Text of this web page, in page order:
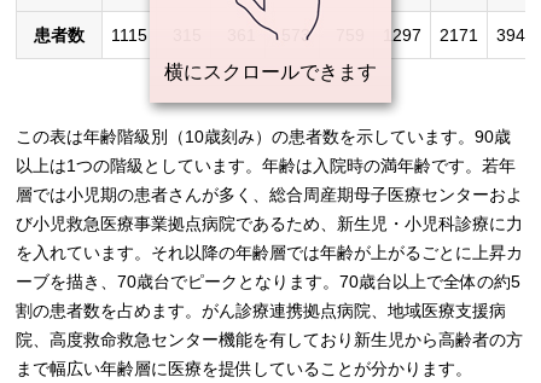
患者数 1115 573 1297 2171 3944
この表は年齢階級別（10歳刻み）の患者数を示しています。90歳
以上は1つの階級としています。年齢は入院時の満年齢です。若年
層では小児期の患者さんが多く、総合周産期母子医療センターおよ
び小児救急医療事業拠点病院であるため、新生児・小児科診療に力
を入れています。それ以降の年齢層では年齢が上がるごとに上昇カ
ーブを描き、70歳台でピークとなります。70歳台以上で全体の約5
割の患者数を占めます。がん診療連携拠点病院、地域医療支援病
院、高度救命救急センター機能を有しており新生児から高齢者の方
まで幅広い年齢層に医療を提供していることが分かります。